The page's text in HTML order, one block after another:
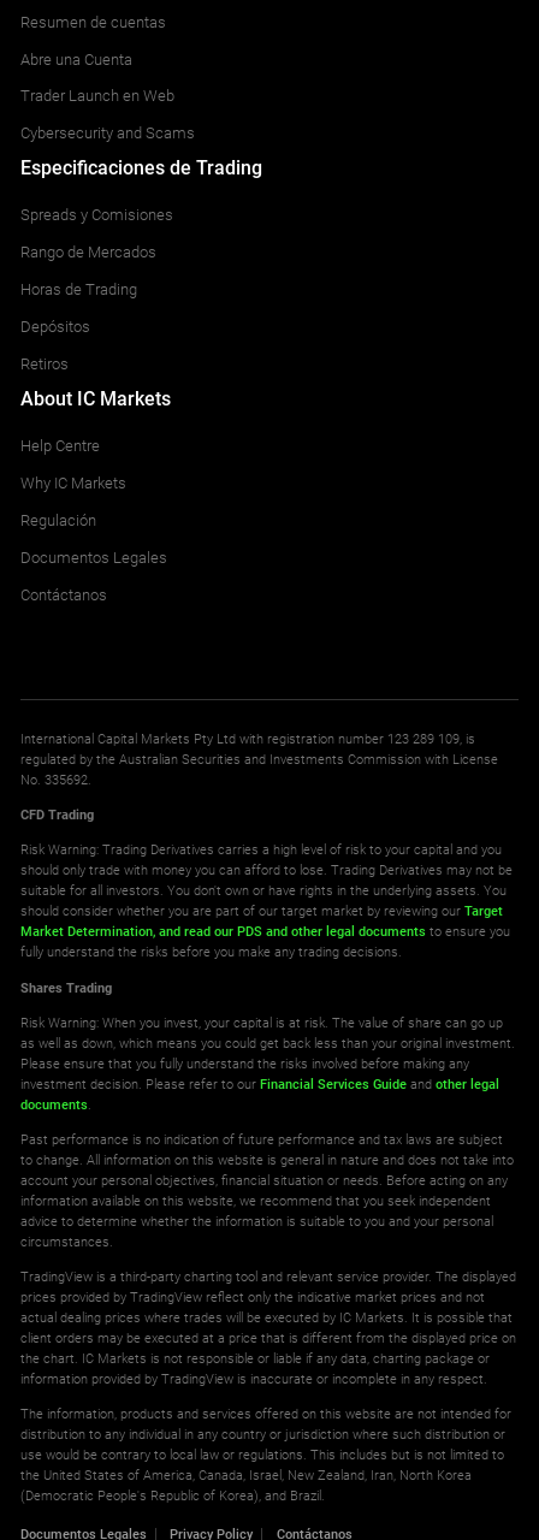
Resumen de cuentas
Abre una Cuenta
Trader Launch en Web
Cybersecurity and Scams
Especificaciones de Trading
Spreads y Comisiones
Rango de Mercados
Horas de Trading
Depósitos
Retiros
About IC Markets
Help Centre
Why IC Markets
Regulación
Documentos Legales
Contáctanos
International Capital Markets Pty Ltd with registration number 123 289 109, is
regulated by the Australian Securities and Investments Commission with License
No. 335692.
CFD Trading
Risk Warning: Trading Derivatives carries a high level of risk to your capital and you
should only trade with money you can afford to lose. Trading Derivatives may not be
suitable for all investors. You don't own or have rights in the underlying assets. You
should consider whether you are part of our target market by reviewing ourTarget
Market Determination, and read our PDS and other legal documents to ensure you
fully understand the risks before you make any trading decisions.
Shares Trading
Risk Warning: When you invest, your capital is at risk. The value of share can go up
as well as down, which means you could get back less than your original investment.
Please ensure that you fully understand the risks involved before making any
investment decision. Please refer to ourFinancial Services Guide andother legal
documents.
Past performance is no indication of future performance and tax laws are subject
to change. All information on this website is general in nature and does not take into
account your personal objectives, financial situation or needs. Before acting on any
information available on this website, we recommend that you seek independent
advice to determine whether the information is suitable to you and your personal
circumstances.
TradingView is a third-party charting tool and relevant service provider. The displayed
prices provided by TradingView reflect only the indicative market prices and not
actual dealing prices where trades will be executed by IC Markets. It is possible that
client orders may be executed at a price that is different from the displayed price on
the chart. IC Markets is not responsible or liable if any data, charting package or
information provided by TradingView is inaccurate or incomplete in any respect.
The information, products and services offered on this website are not intended for
distribution to any individual in any country or jurisdiction where such distribution or
use would be contrary to local law or regulations. This includes but is not limited to
the United States of America, Canada, Israel, New Zealand, Iran, North Korea
(Democratic People's Republic of Korea), and Brazil.
Documentos Legales Privacy Policy Contáctanos